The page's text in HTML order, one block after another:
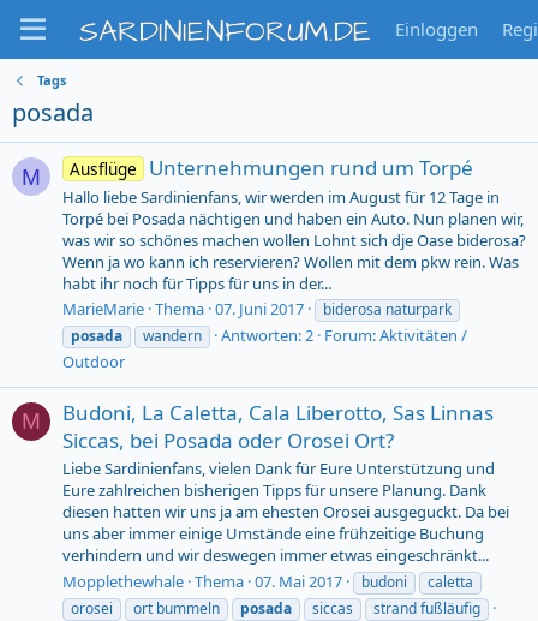
SARDINIENFORUM.DE Einloggen
Tags
posada
M Ausflüge Unternehmungen rund um Torpé
Hallo liebe Sardinienfans, wir werden im August für 12 Tage in
Torpé bei Posada nächtigen und haben ein Auto. Nun planen wir,
was wir so schönes machen wollen Lohnt sich dje Oase biderosa?
Wenn ja wo kann ich reservieren? Wollen mit dem pkw rein. Was
habt ihr noch für Tipps für uns in der...
MarieMarie Thema 07. Juni 2017
biderosa naturpark
posada
wandern Antworten: 2 Forum:Aktivitäten /
Outdoor
M
Budoni, La Caletta, Cala Liberotto, Sas Linnas
Siccas, bei Posada oder Orosei Ort?
Liebe Sardinienfans, vielen Dank für Eure Unterstützung und
Eure zahlreichen bisherigen Tipps für unsere Planung. Dank
diesen hatten wir uns ja am ehesten Orosei ausgeguckt. Da bei
uns aber immer einige Umstände eine frühzeitige Buchung
verhindern und wir deswegen immer etwas eingeschränkt...
Mopplethewhale Thema 07. Mai 2017 budoni
caletta
orosei
ort bummeln posada siccas strand fußläufig